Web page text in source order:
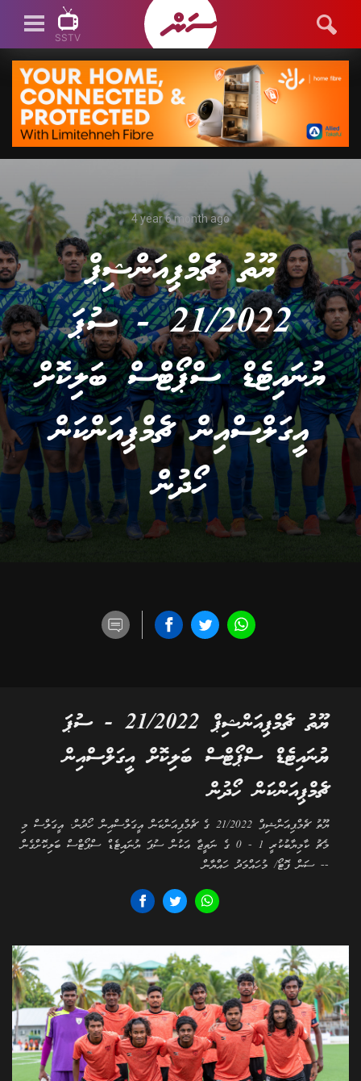
SSTV
SSTV LIVE
4 year 6 month ago
ޔޫތު ޗެމްޕިއަންޝިޕް
21/2022 - ސުޕަ
ޔުނައިޓެޑް ސްޕޯޓްސް ބަލިކޮށް
އީގަލްސްއިން ޗެމްޕިއަންކަން
ހޯދުން
ޔޫތު ޗެމްޕިއަންޝިޕް 21/2022 - ސުޕަ
ޔުނައިޓެޑް ސްޕޯޓްސް ބަލިކޮށް އީގަލްސްއިން
ޗެމްޕިއަންކަން ހޯދުން
ޔޫތު ޗެމްޕިއަންޝިޕް 21/2022 ގެ ޗެމްޕިއަންކަން އީގަލްސްއިން ހޯދުން. އީގަލްސް މި
މެޗު ކާމިޔާބުކުރީ 1 - 0 ގެ ނަތީޖާ އަކުން ސުޕަ ޔުނައިޓެޑް ސްޕޯޓްސް ބަލިކޮށްގެން
-- ސަން ފޮޓޯ/ މުހައްމަދު ހައްޔާން